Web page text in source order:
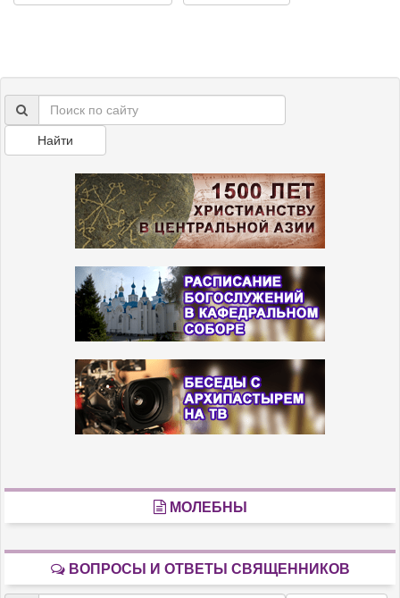
Найти
МОЛЕБНЫ
ВОПРОСЫ И ОТВЕТЫ СВЯЩЕННИКОВ